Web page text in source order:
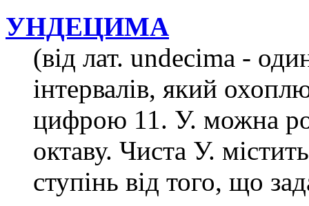
УНДЕЦИМА
(від лат. undecima -
інтервалів, який
цифрою 11. У. можна
октаву. Чиста У.
ступінь від того, що